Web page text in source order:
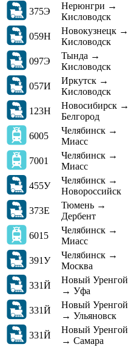
375Э
Нерюнгри →
Кисловодск
059Н
Новокузнецк →
Кисловодск
097Э
Тында →
Кисловодск
057И
Иркутск →
Кисловодск
123Н
Новосибирск →
Белгород
6005
Челябинск →
Миасс
7001
Челябинск →
Миасс
455У
Челябинск →
Новороссийск
373Е
Тюмень →
Дербент
6015
Челябинск →
Миасс
391У
Челябинск →
Москва
331Й
Новый Уренгой
→ Уфа
331Й
Новый Уренгой
→ Ульяновск
331Й
Новый Уренгой
→ Самара